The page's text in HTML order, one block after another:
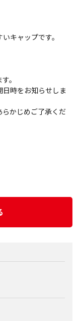
キャップです。
。
時をお知らせしま
かじめご了承くだ